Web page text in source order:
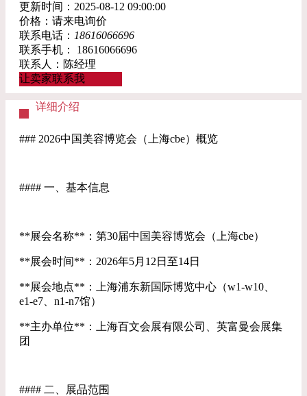
更新时间：2025-08-12 09:00:00
价格：请来电询价
联系电话： 18616066696
联系手机：
18616066696
联系人：陈经理
让卖家联系我
详细介绍
### 2026中国美容博览会（上海cbe）概览
#### 一、基本信息
**展会名称**：第30届中国美容博览会（上海cbe）
**展会时间**：2026年5月12日至14日
**展会地点**：上海浦东新国际博览中心（w1-w10、
e1-e7、n1-n7馆）
**主办单位**：上海百文会展有限公司、英富曼会展集
团
#### 二、展品范围